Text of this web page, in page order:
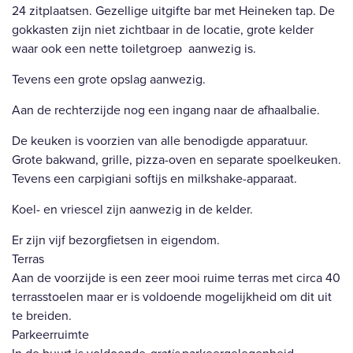
24 zitplaatsen. Gezellige uitgifte bar met Heineken tap. De
gokkasten zijn niet zichtbaar in de locatie, grote kelder
waar ook een nette toiletgroep aanwezig is.
Tevens een grote opslag aanwezig.
Aan de rechterzijde nog een ingang naar de afhaalbalie.
De keuken is voorzien van alle benodigde apparatuur.
Grote bakwand, grille, pizza-oven en separate spoelkeuken.
Tevens een carpigiani softijs en milkshake-apparaat.
Koel- en vriescel zijn aanwezig in de kelder.
Er zijn vijf bezorgfietsen in eigendom.
Terras
Aan de voorzijde is een zeer mooi ruime terras met circa 40
terrasstoelen maar er is voldoende mogelijkheid om dit uit
te breiden.
Parkeerruimte